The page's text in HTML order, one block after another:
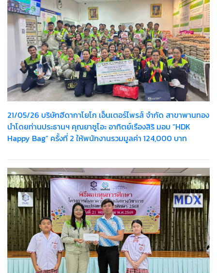
21/05/26 บริษัทฮีดากาโยโก เอ็นเตอร์ไพรส์ จำกัด สาขาพานทอง
นำโดยท่านประธานฯ คุณยาซูโอะ อาทิตย์เรืองสิริ มอบ “HDK
Happy Bag” ครั้งที่ 2 ให้พนักงานรวมมูลค่า 124,000 บาท